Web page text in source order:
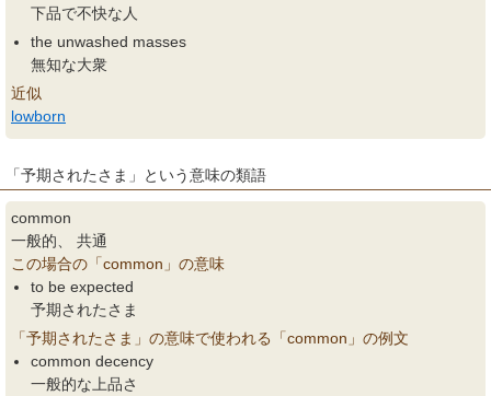
下品で不快な人
the unwashed masses
無知な大衆
近似
lowborn
「予期されたさま」という意味の類語
common
一般的、 共通
この場合の「common」の意味
to be expected
予期されたさま
「予期されたさま」の意味で使われる「common」の例文
common decency
一般的な上品さ